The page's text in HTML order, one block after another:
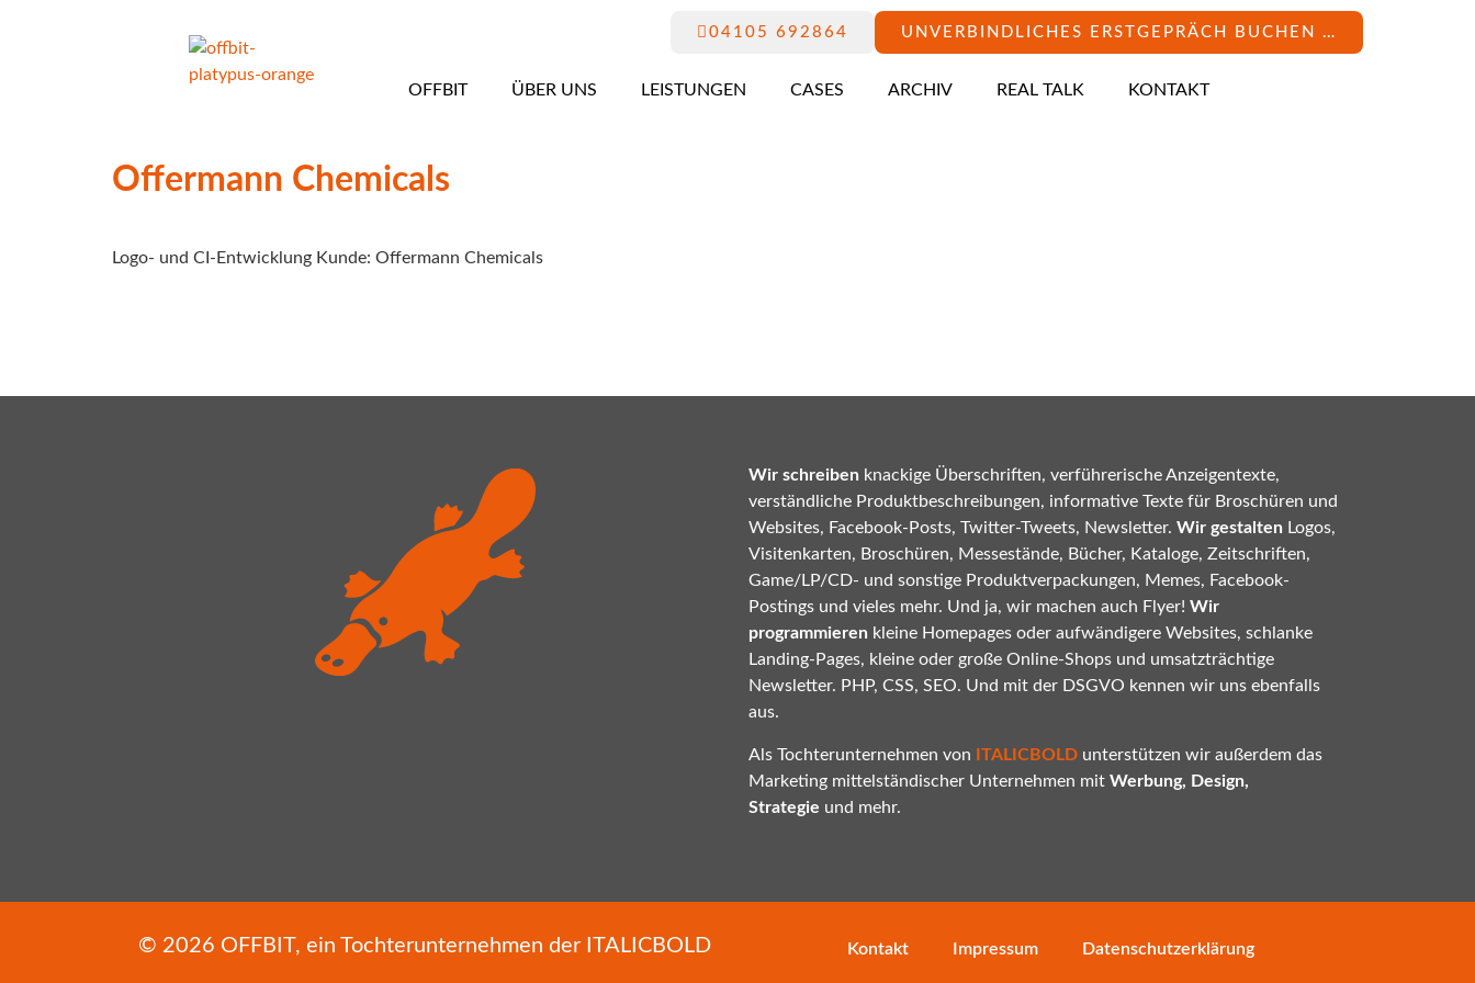
UNVERBINDLICHES ERSTGEPRÄCH BUCHEN …
04105 692864
OFFBIT ÜBER UNS LEISTUNGEN CASES ARCHIV REAL TALK KONTAKT
Offermann Chemicals
Logo- und CI-Entwicklung Kunde: Offermann Chemicals
Wir schreiben knackige Überschriften, verführerische Anzeigentexte,
verständliche Produktbeschreibungen, informative Texte für Broschüren und
Websites, Facebook-Posts, Twitter-Tweets, Newsletter. Wir gestalten Logos,
Visitenkarten, Broschüren, Messestände, Bücher, Kataloge, Zeitschriften,
Game/LP/CD- und sonstige Produktverpackungen, Memes, Facebook-
Postings und vieles mehr. Und ja, wir machen auch Flyer! Wir
programmieren kleine Homepages oder aufwändigere Websites, schlanke
Landing-Pages, kleine oder große Online-Shops und umsatzträchtige
Newsletter. PHP, CSS, SEO. Und mit der DSGVO kennen wir uns ebenfalls
aus.
Als Tochterunternehmen von ITALICBOLD unterstützen wir außerdem das
Marketing mittelständischer Unternehmen mit Werbung, Design,
Strategie und mehr.
© 2026 OFFBIT, ein Tochterunternehmen der ITALICBOLD Kontakt Impressum Datenschutzerklärung